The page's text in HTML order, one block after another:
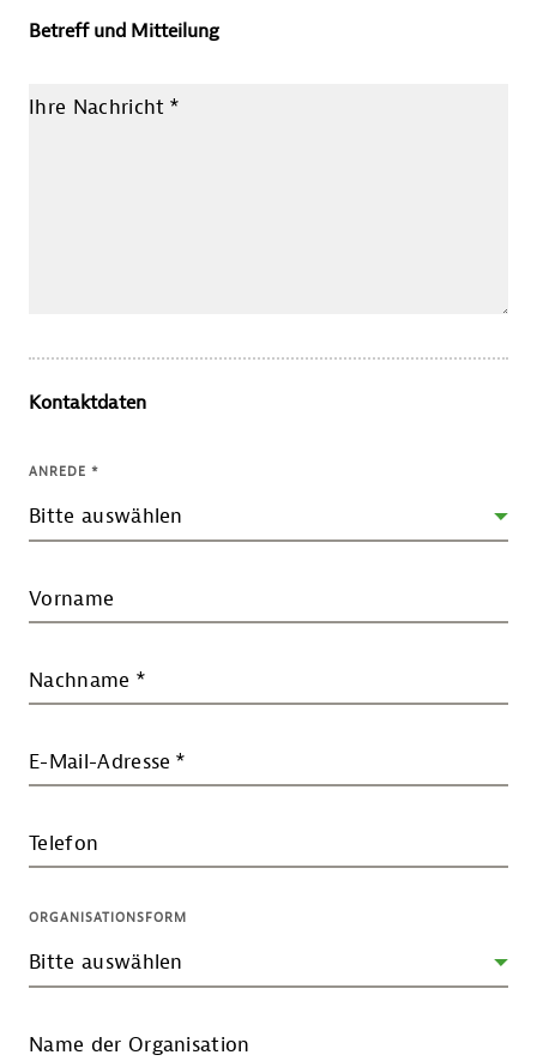
Betreff und Mitteilung
Ihre Nachricht *
Kontaktdaten
ANREDE *
Vorname
Nachname *
E-Mail-Adresse *
Telefon
ORGANISATIONSFORM
Name der Organisation